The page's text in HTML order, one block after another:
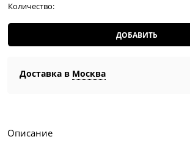
Количество:
ДОБАВИТЬ
Доставка в Москва
Описание